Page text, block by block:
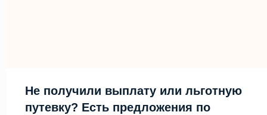
Не получили выплату или льготную
путевку? Есть предложения по